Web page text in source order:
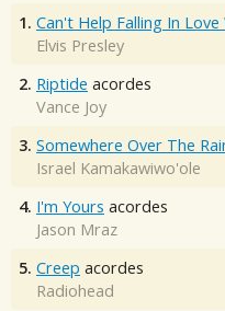
1. Can't Help Falling In Love
Elvis Presley
2. Riptide acordes
Vance Joy
3. Somewhere Over The
Israel Kamakawiwo'ole
4. I'm Yours acordes
Jason Mraz
5. Creep acordes
Radiohead